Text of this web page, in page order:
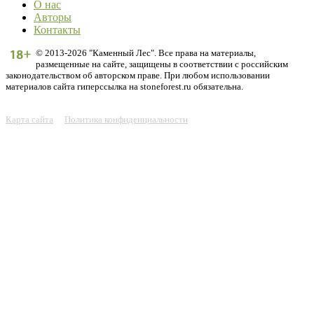
О нас
Авторы
Контакты
© 2013-2026 "Каменный Лес". Все права на материалы,
размещенные на сайте, защищены в соответствии с российским
законодательством об авторском праве. При любом использовании
материалов сайта гиперссылка на stoneforest.ru обязательна.
Карта сайта Политика конфиденциальности